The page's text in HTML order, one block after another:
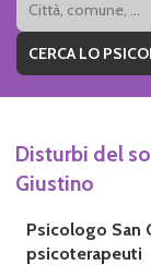
Disturbi del
Giustino
Psicologo San
psicoterapeuti